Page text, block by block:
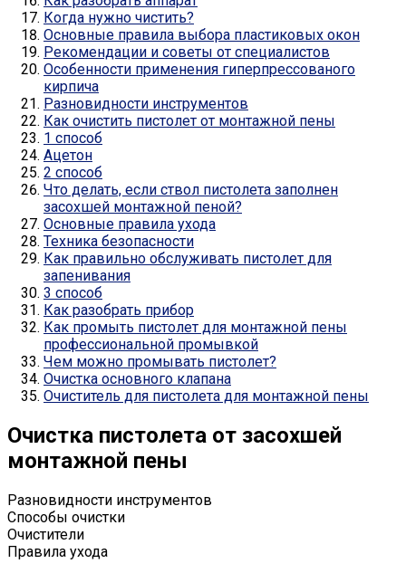
Когда нужно чистить?
Основные правила выбора пластиковых окон
Рекомендации и советы от специалистов
Особенности применения гиперпрессованого
кирпича
Разновидности инструментов
Как очистить пистолет от монтажной пены
1 способ
Ацетон
2 способ
Что делать, если ствол пистолета заполнен
засохшей монтажной пеной?
Основные правила ухода
Техника безопасности
Как правильно обслуживать пистолет для
запенивания
3 способ
Как разобрать прибор
Как промыть пистолет для монтажной пены
профессиональной промывкой
Чем можно промывать пистолет?
Очистка основного клапана
Очиститель для пистолета для монтажной пены
Очистка пистолета от засохшей
монтажной пены
Разновидности инструментов
Способы очистки
Очистители
Правила ухода